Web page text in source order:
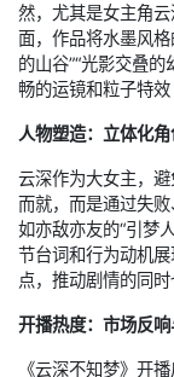
然，尤其是女主角
面，作品将水墨风
的山谷”“光影交叠
畅的运镜和粒子特效
人物塑造：立体化
云深作为大女主，
而就，而是通过失败
如亦敌亦友的“引梦
节台词和行为动机
点，推动剧情的同
开播热度：市场反
《云深不知梦》开